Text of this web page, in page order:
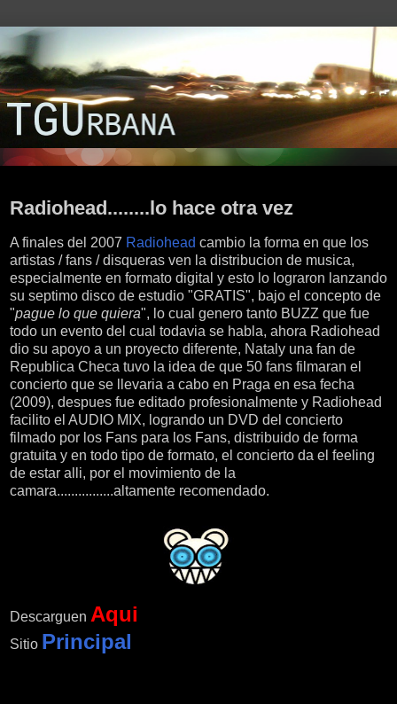
Radiohead........lo hace otra vez
A finales del 2007 Radiohead cambio la forma en que los
artistas / fans / disqueras ven la distribucion de musica,
especialmente en formato digital y esto lo lograron lanzando
su septimo disco de estudio "GRATIS", bajo el concepto de
"pague lo que quiera", lo cual genero tanto BUZZ que fue
todo un evento del cual todavia se habla, ahora Radiohead
dio su apoyo a un proyecto diferente, Nataly una fan de
Republica Checa tuvo la idea de que 50 fans filmaran el
concierto que se llevaria a cabo en Praga en esa fecha
(2009), despues fue editado profesionalmente y Radiohead
facilito el AUDIO MIX, logrando un DVD del concierto
filmado por los Fans para los Fans, distribuido de forma
gratuita y en todo tipo de formato, el concierto da el feeling
de estar alli, por el movimiento de la
camara................altamente recomendado.
Descarguen Aqui
Sitio Principal